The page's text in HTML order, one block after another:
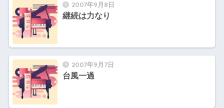
2007年9月8日
継続は力なり
2007年9月7日
台風一過